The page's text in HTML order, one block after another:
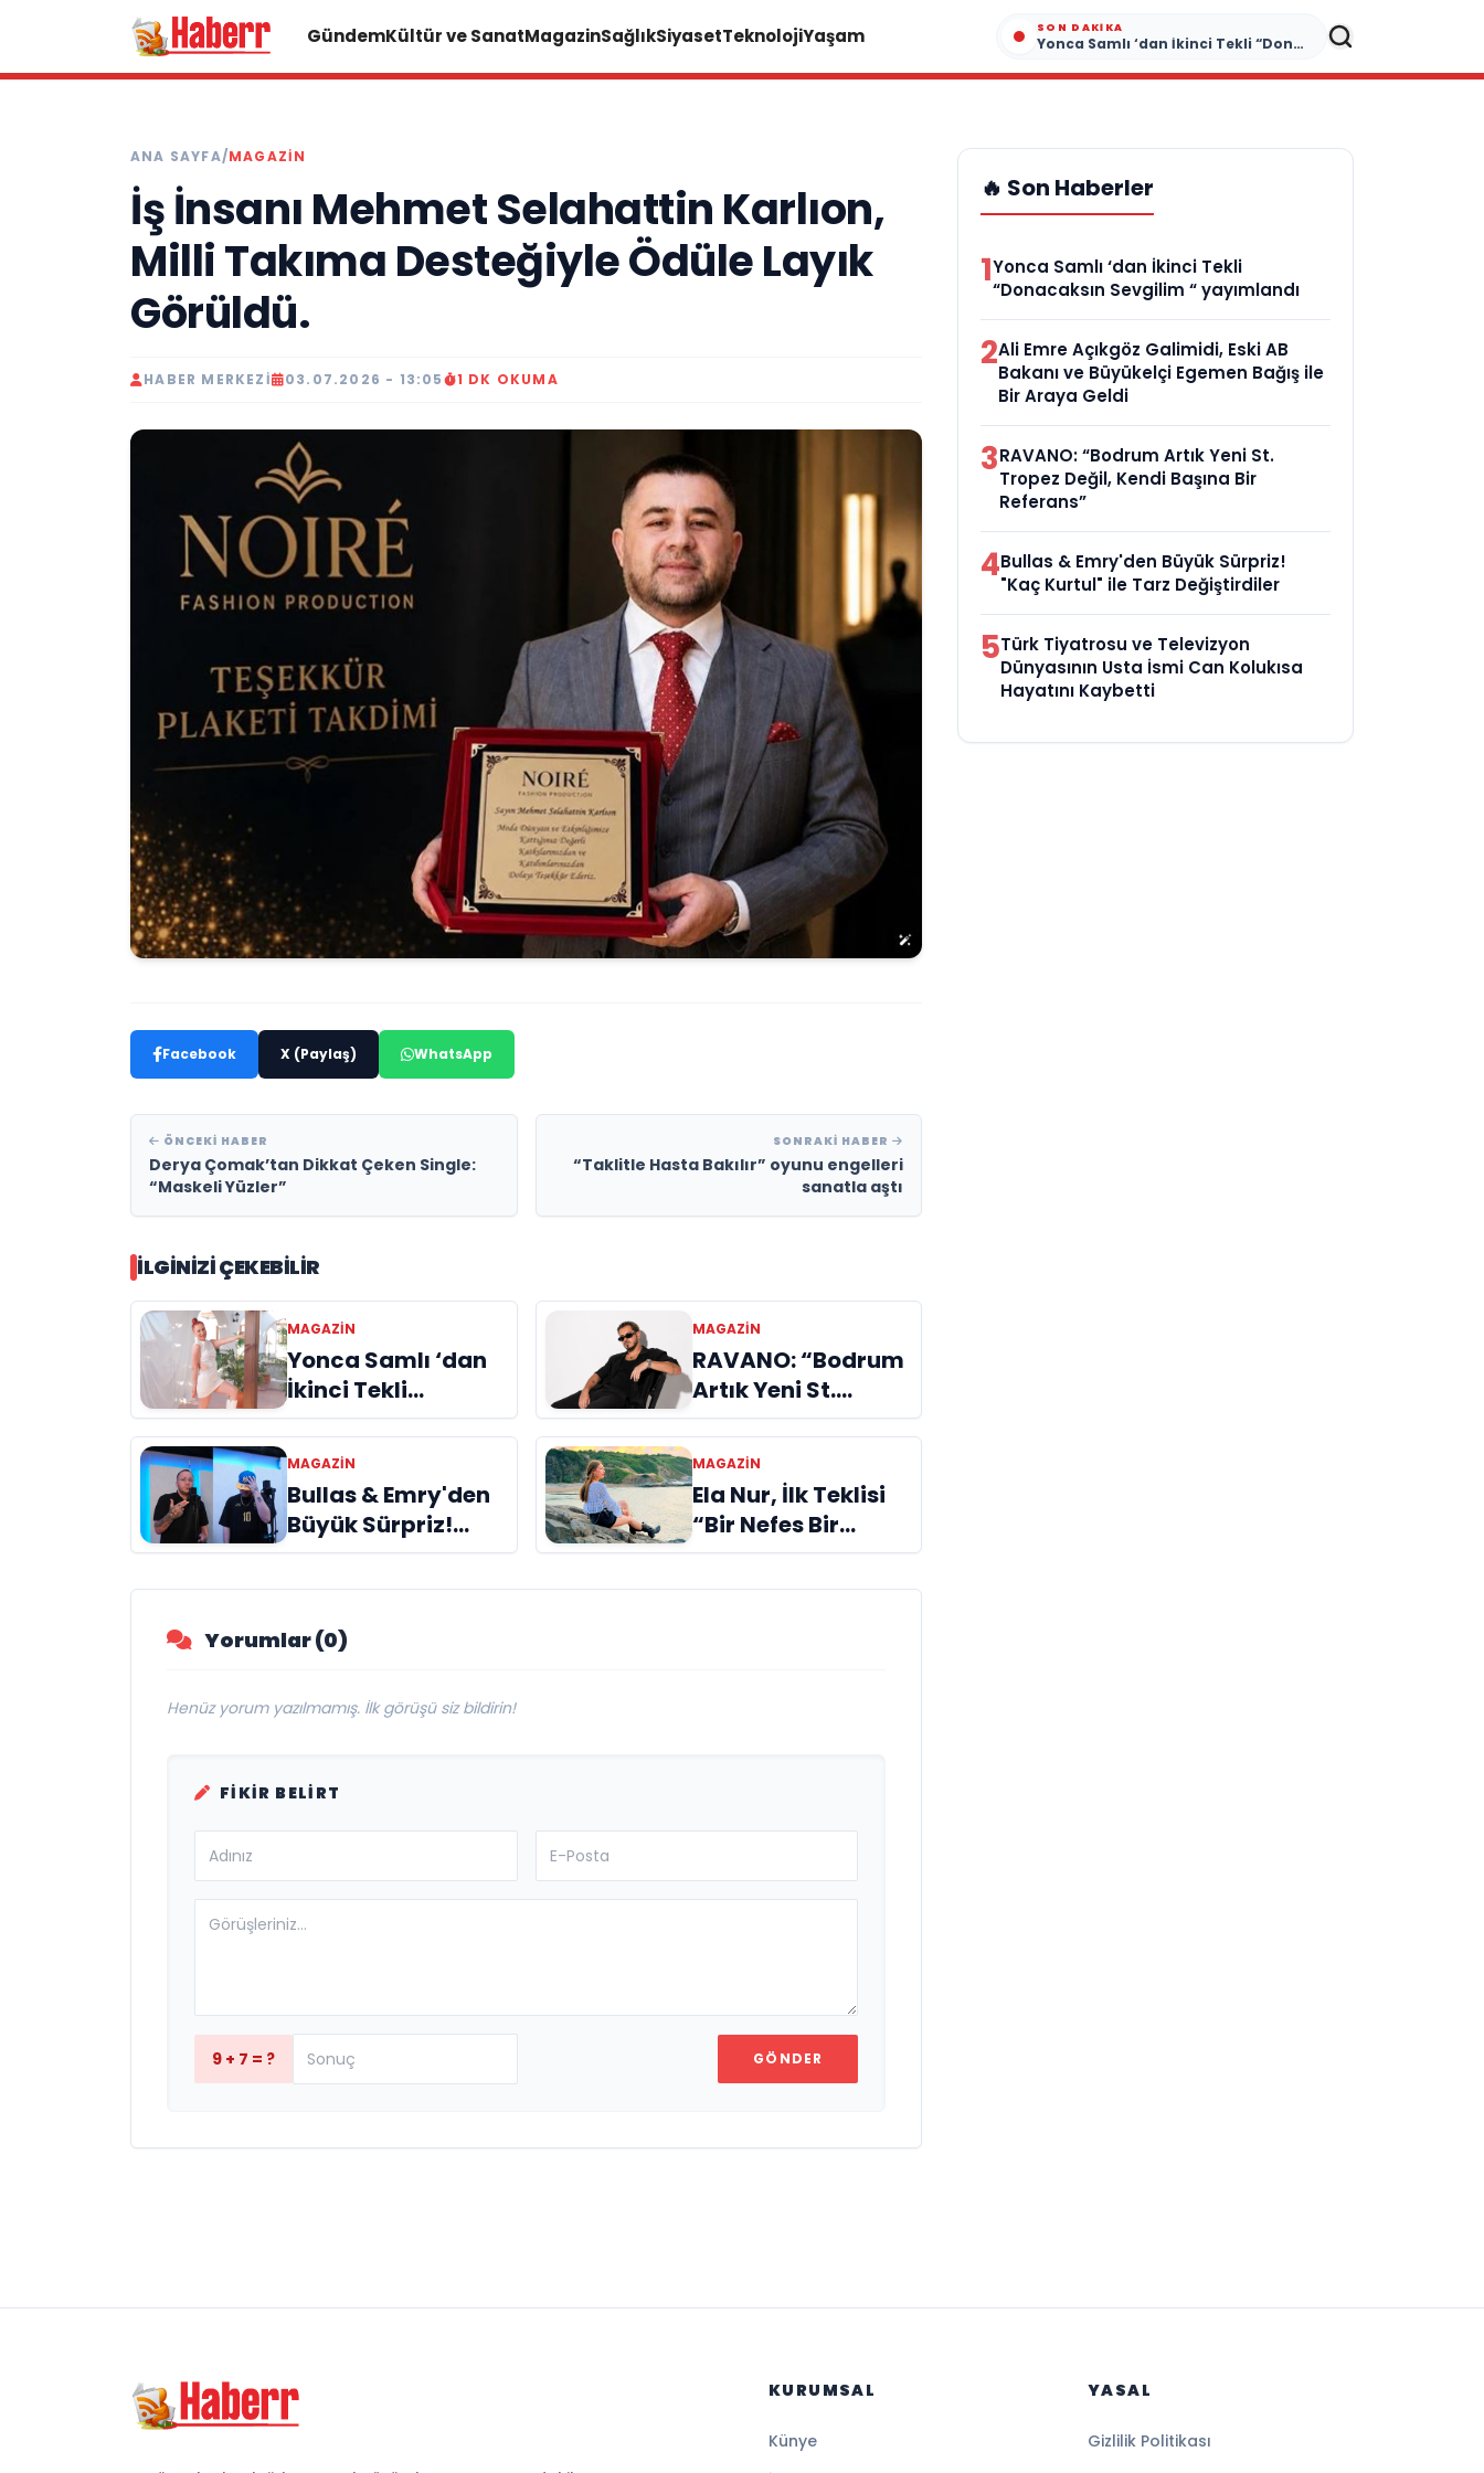
GündemKültür ve SanatMagazinSağlıkSiyasetTeknolojiYaşam SON DAKIKA
Yonca Samlı ‘dan İkinci Tekli “Donacaksın Sevgilim “ yayımlandı
ANA SAYFA/MAGAZIN
İş İnsanı Mehmet Selahattin Karlıon,
Milli Takıma Desteğiyle Ödüle Layık
Görüldü.
HABER MERKEZI 03.07.2026 - 13:05 1 DK OKUMA
Facebook X (Paylaş) WhatsApp
ÖNCEKI HABER
Derya Çomak’tan Dikkat Çeken Single:
“Maskeli Yüzler”
SONRAKI HABER
“Taklitle Hasta Bakılır” oyunu engelleri
sanatla aştı
İLGINIZI ÇEKEBILIR
MAGAZIN
Yonca Samlı ‘dan
İkinci Tekli
“Donacaksın
Sevgilim “
yayımlandı
MAGAZIN
RAVANO: “Bodrum
Artık Yeni St.
Tropez Değil, Kendi
Başına Bir
Referans”
MAGAZIN
Bullas & Emry'den
Büyük Sürpriz!
"Kaç Kurtul" ile
Tarz Değiştirdiler
MAGAZIN
Ela Nur, İlk Teklisi
“Bir Nefes Bir
Gölge” ile Müzik
Yolculuğuna
Yorumlar (0)
Henüz yorum yazılmamış. İlk görüşü siz bildirin!
FIKIR BELIRT
9 + 7 = ? GÖNDER
🔥 Son Haberler
1Yonca Samlı ‘dan İkinci Tekli
“Donacaksın Sevgilim “ yayımlandı
2Ali Emre Açıkgöz Galimidi, Eski AB
Bakanı ve Büyükelçi Egemen Bağış ile
Bir Araya Geldi
3RAVANO: “Bodrum Artık Yeni St.
Tropez Değil, Kendi Başına Bir
Referans”
4Bullas & Emry'den Büyük Sürpriz!
"Kaç Kurtul" ile Tarz Değiştirdiler
5Türk Tiyatrosu ve Televizyon
Dünyasının Usta İsmi Can Kolukısa
Hayatını Kaybetti
KURUMSAL
Künye
YASAL
Gizlilik Politikası